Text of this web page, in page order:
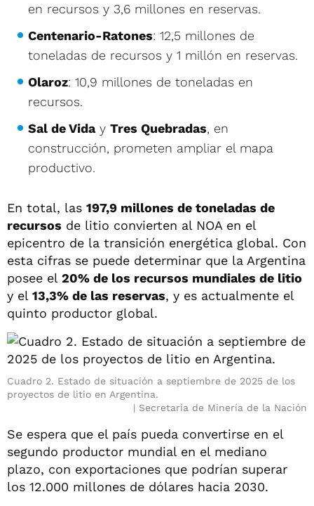
en recursos y 3,6 millones en reservas.
Centenario-Ratones: 12,5 millones de
toneladas de recursos y 1 millón en reservas.
Olaroz: 10,9 millones de toneladas en
recursos.
Sal de Viday Tres Quebradas, en
construcción, prometen ampliar el mapa
productivo.
En total, las 197,9 millones de toneladas de
recursos de litio convierten al NOA en el
epicentro de la transición energética global. Con
esta cifras se puede determinar que la Argentina
posee el 20% de los recursos mundiales de litio
y el 13,3% de las reservas, y es actualmente el
quinto productor global.
Cuadro 2. Estado de situación a septiembre de 2025 de los
proyectos de litio en Argentina.
Secretaría de Minería de la Nación
Se espera que el país pueda convertirse en el
segundo productor mundial en el mediano
plazo, con exportaciones que podrían superar
los 12.000 millones de dólares hacia 2030.